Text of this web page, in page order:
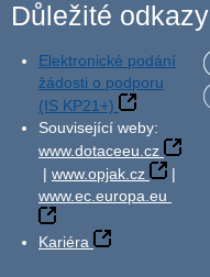
Důležité odkazy
Elektronické podání
žádosti o podporu
(IS KP21+)
Související weby:
www.dotaceeu.cz
| www.opjak.cz
|
www.ec.europa.eu
Kariéra